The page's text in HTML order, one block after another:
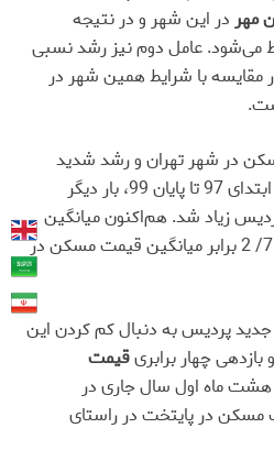
مهردر این شهر و در نتیجه
می‌شود. عامل دوم نیز رشد نسبی
شهر جدید در سال 97 در مقایسه با شرایط همین شهر در
در شهر تهران و رشد شدید
سطح قیمت‌‌‌‌ها در پایتخت از ابتدای 97 تا پایان 99، بار دیگر
زیاد شد. هم‌‌اکنون میانگین
قیمت مسکن در شهر تهران 7/ 2 برابر میانگین قیمت مسکن در
پردیس به دنبال کم کردن این
چهار برابریقیمت
ماه اول سال جاری در
در پایتخت در راستای